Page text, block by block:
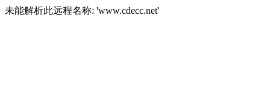
未能解析此远程名称: 'www.cdecc.net'